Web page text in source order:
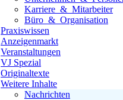
Karriere & Mitarbeiter
Büro & Organisation
Praxiswissen
Anzeigenmarkt
Veranstaltungen
VJ Spezial
Originaltexte
Weitere Inhalte
Nachrichten